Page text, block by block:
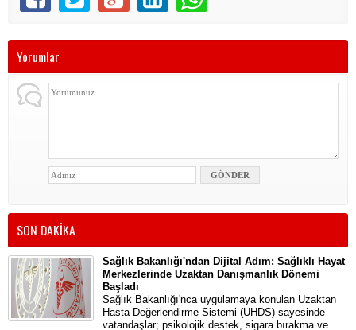
Yorumlar
SON DAKİKA
Sağlık Bakanlığı'ndan Dijital Adım: Sağlıklı Hayat
Merkezlerinde Uzaktan Danışmanlık Dönemi
Başladı
Sağlık Bakanlığı'nca uygulamaya konulan Uzaktan
Hasta Değerlendirme Sistemi (UHDS) sayesinde
vatandaşlar; psikolojik destek, sigara bırakma ve